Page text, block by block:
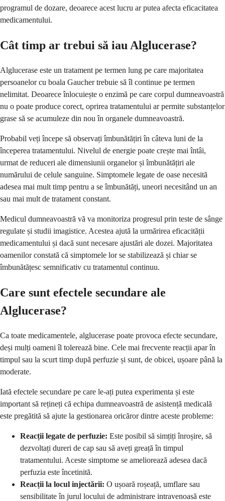
programul de dozare, deoarece acest lucru ar putea afecta eficacitatea
medicamentului.
Cât timp ar trebui să iau Alglucerase?
Alglucerase este un tratament pe termen lung pe care majoritatea
persoanelor cu boala Gaucher trebuie să îl continue pe termen
nelimitat. Deoarece înlocuiește o enzimă pe care corpul dumneavoastră
nu o poate produce corect, oprirea tratamentului ar permite substanțelor
grase să se acumuleze din nou în organele dumneavoastră.
Probabil veți începe să observați îmbunătățiri în câteva luni de la
începerea tratamentului. Nivelul de energie poate crește mai întâi,
urmat de reduceri ale dimensiunii organelor și îmbunătățiri ale
numărului de celule sanguine. Simptomele legate de oase necesită
adesea mai mult timp pentru a se îmbunătăți, uneori necesitând un an
sau mai mult de tratament constant.
Medicul dumneavoastră vă va monitoriza progresul prin teste de sânge
regulate și studii imagistice. Acestea ajută la urmărirea eficacității
medicamentului și dacă sunt necesare ajustări ale dozei. Majoritatea
oamenilor constată că simptomele lor se stabilizează și chiar se
îmbunătățesc semnificativ cu tratamentul continuu.
Care sunt efectele secundare ale
Alglucerase?
Ca toate medicamentele, alglucerase poate provoca efecte secundare,
deși mulți oameni îl tolerează bine. Cele mai frecvente reacții apar în
timpul sau la scurt timp după perfuzie și sunt, de obicei, ușoare până la
moderate.
Iată efectele secundare pe care le-ați putea experimenta și este
important să rețineți că echipa dumneavoastră de asistență medicală
este pregătită să ajute la gestionarea oricăror dintre aceste probleme:
Reacții legate de perfuzie: Este posibil să simțiți înroșire, să
dezvoltați dureri de cap sau să aveți greață în timpul
tratamentului. Aceste simptome se ameliorează adesea dacă
perfuzia este încetinită.
Reacții la locul injectării: O ușoară roșeață, umflare sau
sensibilitate în jurul locului de administrare intravenoasă este